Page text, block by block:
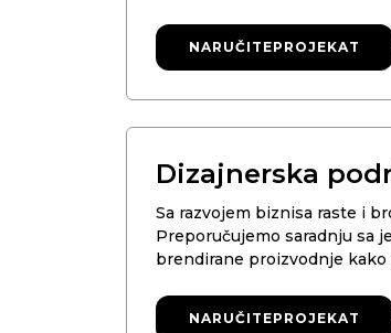
NARUČITEPROJEKAT
NARUČITEPROJEKAT
Dizajnerska
Sa razvojem biznisa raste i
Preporučujemo saradnju sa
brendirane proizvodnje
NARUČITEPROJEKAT
NARUČITEPROJEKAT